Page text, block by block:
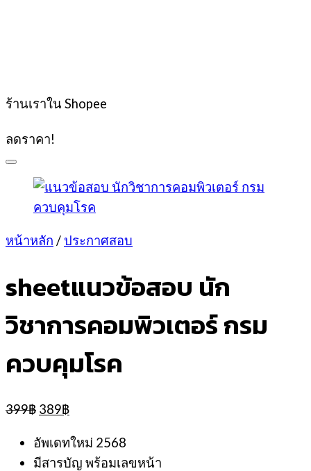
ร้านเราใน Shopee
ลดราคา!
หน้าหลัก / ประกาศสอบ
sheetแนวข้อสอบ นัก
วิชาการคอมพิวเตอร์ กรม
ควบคุมโรค
399฿ Original
was:
399฿.
389฿Current
is:
389฿.
อัพเดทใหม่ 2568
มีสารบัญ พร้อมเลขหน้า